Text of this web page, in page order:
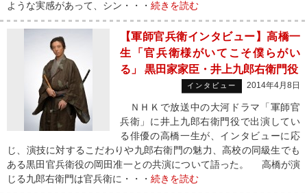
ような実感があって、シン・・・ 続きを読む
【軍師官兵衛インタビュー】高橋一
生「官兵衛様がいてこそ僕らがい
る」 黒田家家臣・井上九郎右衛門役
インタビュー 2014年4月8日
ＮＨＫで放送中の大河ドラマ「軍師官
兵衛」に井上九郎右衛門役で出演してい
る俳優の高橋一生が、インタビューに応
じ、演技に対するこだわりや九郎右衛門の魅力、高校の同級生でも
ある黒田官兵衛役の岡田准一との共演について語った。 高橋が演
じる九郎右衛門は官兵衛に・・・ 続きを読む